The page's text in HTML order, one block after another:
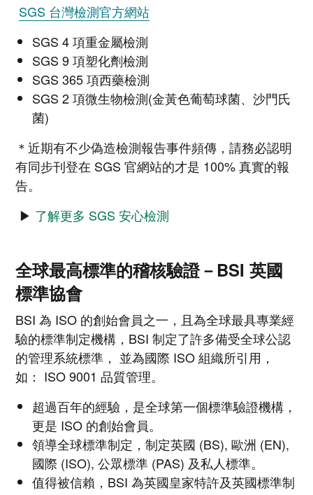
SGS 台灣檢測官方網站
SGS 4 項重金屬檢測
SGS 9 項塑化劑檢測
SGS 365 項西藥檢測
SGS 2 項微生物檢測(金黃色葡萄球菌、沙門氏
菌)
＊近期有不少偽造檢測報告事件頻傳，請務必認明
有同步刊登在 SGS 官網站的才是 100% 真實的報
告。
▶ 了解更多 SGS 安心檢測
全球最高標準的稽核驗證－BSI 英國
標準協會
BSI 為 ISO 的創始會員之一，且為全球最具專業經
驗的標準制定機構，BSI 制定了許多備受全球公認
的管理系統標準， 並為國際 ISO 組織所引用，
如： ISO 9001 品質管理。
超過百年的經驗，是全球第一個標準驗證機構，
更是 ISO 的創始會員。
領導全球標準制定，制定英國 (BS), 歐洲 (EN),
國際 (ISO), 公眾標準 (PAS) 及私人標準。
值得被信賴，BSI 為英國皇家特許及英國標準制